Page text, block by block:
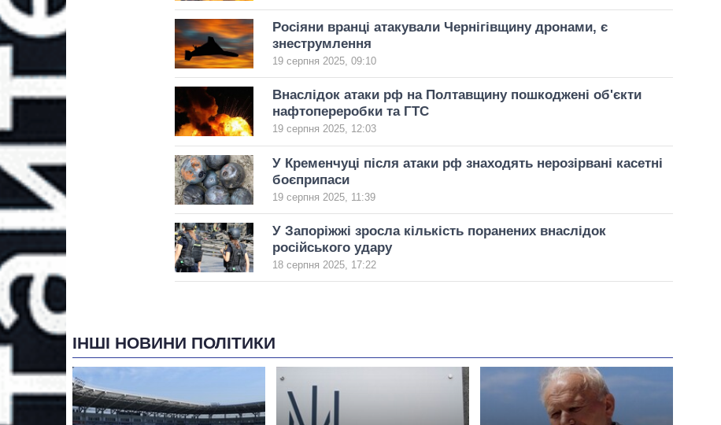
Росіяни вранці атакували Чернігівщину дронами, є
знеструмлення
19 серпня 2025, 09:10
Внаслідок атаки рф на Полтавщину пошкоджені об'єкти
нафтопереробки та ГТС
19 серпня 2025, 12:03
У Кременчуці після атаки рф знаходять нерозірвані касетні
боєприпаси
19 серпня 2025, 11:39
У Запоріжжі зросла кількість поранених внаслідок
російського удару
18 серпня 2025, 17:22
ІНШІ НОВИНИ ПОЛІТИКИ